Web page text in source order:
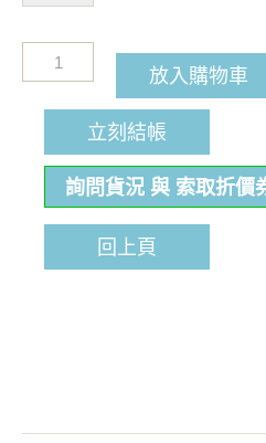
放入購物車
立刻結帳
詢問貨況 與 索取折價
回上頁